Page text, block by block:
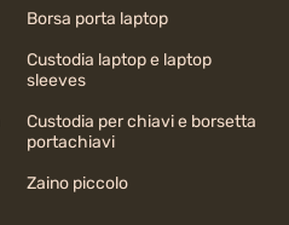
Borsa porta laptop
Custodia laptop e laptop
sleeves
Custodia per chiavi e borsetta
portachiavi
Zaino piccolo